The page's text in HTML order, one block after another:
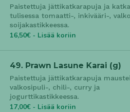
Paistettuja jättikatkarapuja ja
tulisessa tomaatti-, inkivääri-,
soijakastikkeessa.
16,50€ - Lisää koriin
49. Prawn Lasune Karai (g)
Paistettuja jättikatkarapuja
valkosipuli-, chili-, curry ja
jogurttikastikkeessa.
17,00€ - Lisää koriin